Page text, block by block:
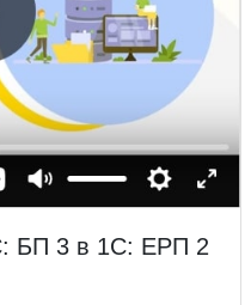
БП 3 в 1С: ЕРП 2